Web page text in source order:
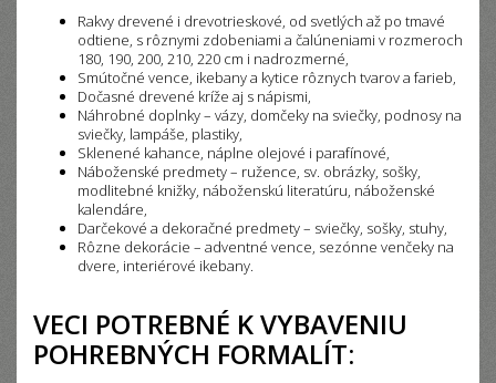
Rakvy drevené i drevotrieskové, od svetlých až po tmavé
odtiene, s rôznymi zdobeniami a čalúneniami v rozmeroch
180, 190, 200, 210, 220 cm i nadrozmerné,
Smútočné vence, ikebany a kytice rôznych tvarov a farieb,
Dočasné drevené kríže aj s nápismi,
Náhrobné doplnky – vázy, domčeky na sviečky, podnosy na
sviečky, lampáše, plastiky,
Sklenené kahance, náplne olejové i parafínové,
Náboženské predmety – ružence, sv. obrázky, sošky,
modlitebné knižky, náboženskú literatúru, náboženské
kalendáre,
Darčekové a dekoračné predmety – sviečky, sošky, stuhy,
Rôzne dekorácie – adventné vence, sezónne venčeky na
dvere, interiérové ikebany.
VECI POTREBNÉ K VYBAVENIU
POHREBNÝCH FORMALÍT: